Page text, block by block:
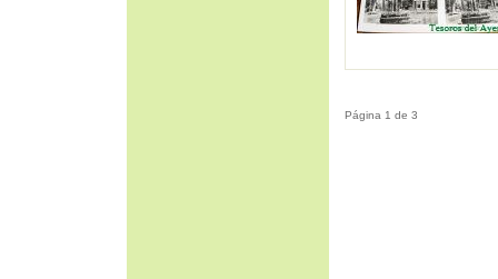
Página 1 de 3